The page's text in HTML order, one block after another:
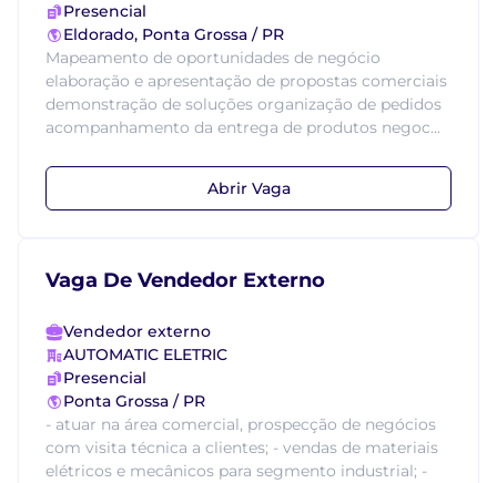
Presencial
Eldorado, Ponta Grossa / PR
Mapeamento de oportunidades de negócio
elaboração e apresentação de propostas comerciais
demonstração de soluções organização de pedidos
acompanhamento da entrega de produtos negoc...
Abrir Vaga
Vaga De Vendedor Externo
Vendedor externo
AUTOMATIC ELETRIC
Presencial
Ponta Grossa / PR
- atuar na área comercial, prospecção de negócios
com visita técnica a clientes; - vendas de materiais
elétricos e mecânicos para segmento industrial; -